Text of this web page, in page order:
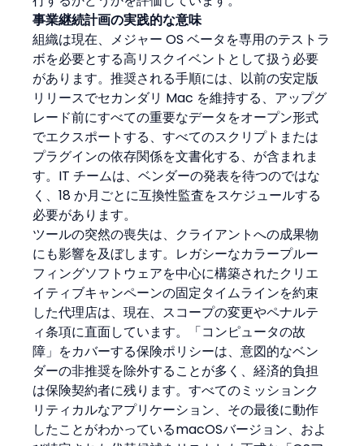
事業継続計画の実践的な意味
組織は現在、メジャー OS ベータを専用のテストラ
ボを必要とする高リスクイベントとして扱う必要
があります。推奨される手順には、以前の安定版
リリースでセカンダリ Mac を維持する、アップグ
レード前にすべての重要なデータをオープン形式
でエクスポートする、すべてのスクリプトまたは
プラグインの依存関係を文書化する、が含まれま
す。IT チームは、ベンダーの発表を待つのではな
く、18 か月ごとに互換性監査をスケジュールする
必要があります。
ツールの突然の喪失は、クライアントへの成果物
にも影響を及ぼします。レガシーなカラープルー
フィングソフトウェアを中心に構築されたクリエ
イティブキャンペーンの固定タイムラインを約束
した代理店は、現在、スコープの変更やペナルテ
ィ条項に直面しています。「コンピュータの故
障」をカバーする保険ポリシーは、意図的なベン
ダーの非推奨を除外することが多く、経済的負担
は保険契約者に残ります。すべてのミッションク
リティカルなアプリケーション、その最後に動作
したことがわかっているmacOSバージョン、およ